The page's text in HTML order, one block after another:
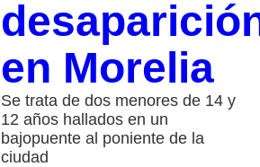
en Morelia
Se trata de dos menores de 14 y
12 años hallados en un
bajopuente al poniente de la
ciudad